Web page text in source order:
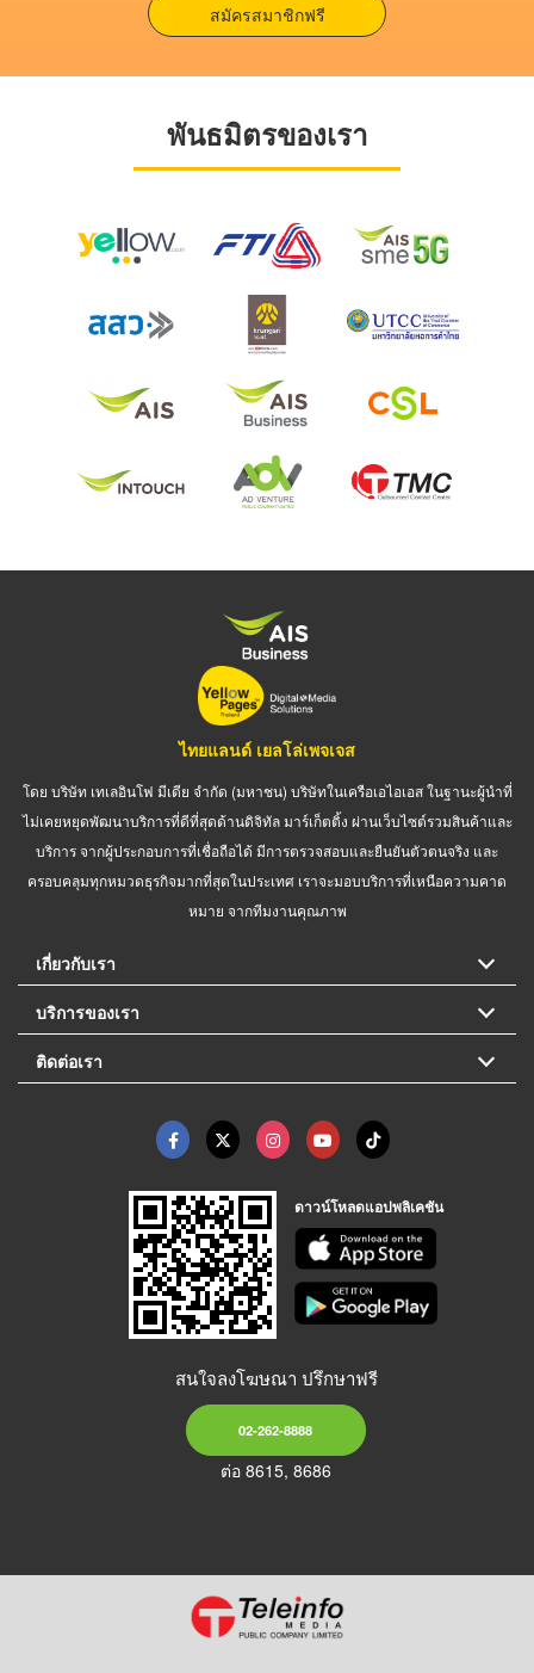
สมัครสมาชิกฟรี
พันธมิตรของเรา
ไทยแลนด์ เยลโล่เพจเจส
โดย บริษัท เทเลอินโฟ มีเดีย จำกัด (มหาชน) บริษัทในเครือเอไอเอส ในฐานะผู้นำที่
ไม่เคยหยุดพัฒนาบริการที่ดีที่สุดด้านดิจิทัล มาร์เก็ตติ้ง ผ่านเว็บไซต์รวมสินค้าและ
บริการ จากผู้ประกอบการที่เชื่อถือได้ มีการตรวจสอบและยืนยันตัวตนจริง และ
ครอบคลุมทุกหมวดธุรกิจมากที่สุดในประเทศ เราจะมอบบริการที่เหนือความคาด
หมาย จากทีมงานคุณภาพ
เกี่ยวกับเรา
บริการของเรา
ติดต่อเรา
ดาวน์โหลดแอปพลิเคชัน
สนใจลงโฆษณา ปรึกษาฟรี
02-262-8888
ต่อ 8615, 8686